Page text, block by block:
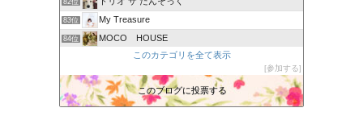
83位 My Treasure
84位 MOCO HOUSE
ひなはな日記
86位 愛犬達の Sweet Life
87位 ひなたのぶろぐ。
このカテゴリを全て表示
参加する
このブログに投票する